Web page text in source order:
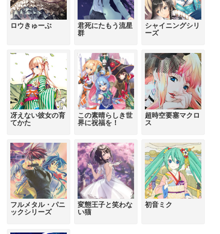
ロウきゅーぶ
君死にたもう流星
群
シャイニングシリ
ーズ
冴えない彼女の育
てかた
この素晴らしき世
界に祝福を！
超時空要塞マクロ
ス
フルメタル・パニ
ックシリーズ
変態王子と笑わな
い猫
初音ミク